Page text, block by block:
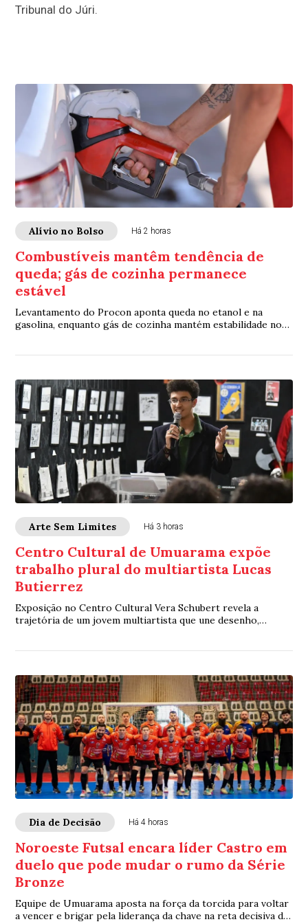
Tribunal do Júri.
Alívio no Bolso Há 2 horas
Combustíveis mantêm tendência de
queda; gás de cozinha permanece
estável
Levantamento do Procon aponta queda no etanol e na
gasolina, enquanto gás de cozinha mantém estabilidade nos
Arte Sem Limites Há 3 horas
Centro Cultural de Umuarama expõe
trabalho plural do multiartista Lucas
Butierrez
Exposição no Centro Cultural Vera Schubert revela a
trajetória de um jovem multiartista que une desenho,
Dia de Decisão Há 4 horas
Noroeste Futsal encara líder Castro em
duelo que pode mudar o rumo da Série
Bronze
Equipe de Umuarama aposta na força da torcida para voltar
a vencer e brigar pela liderança da chave na reta decisiva da